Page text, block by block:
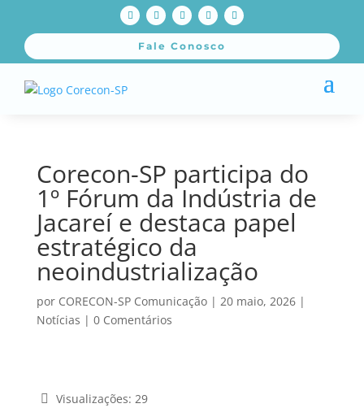
Fale Conosco
Corecon-SP participa do
1º Fórum da Indústria de
Jacareí e destaca papel
estratégico da
neoindustrialização
por CORECON-SP Comunicação| 20 maio, 2026|
Notícias | 0 Comentários
Visualizações: 29